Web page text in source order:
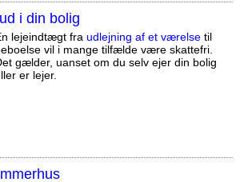
i din bolig
lejeindtægt fra udlejning af et værelsetil
vil i mange tilfælde være skattefri.
gælder, uanset om du selv ejer din bolig
er lejer.